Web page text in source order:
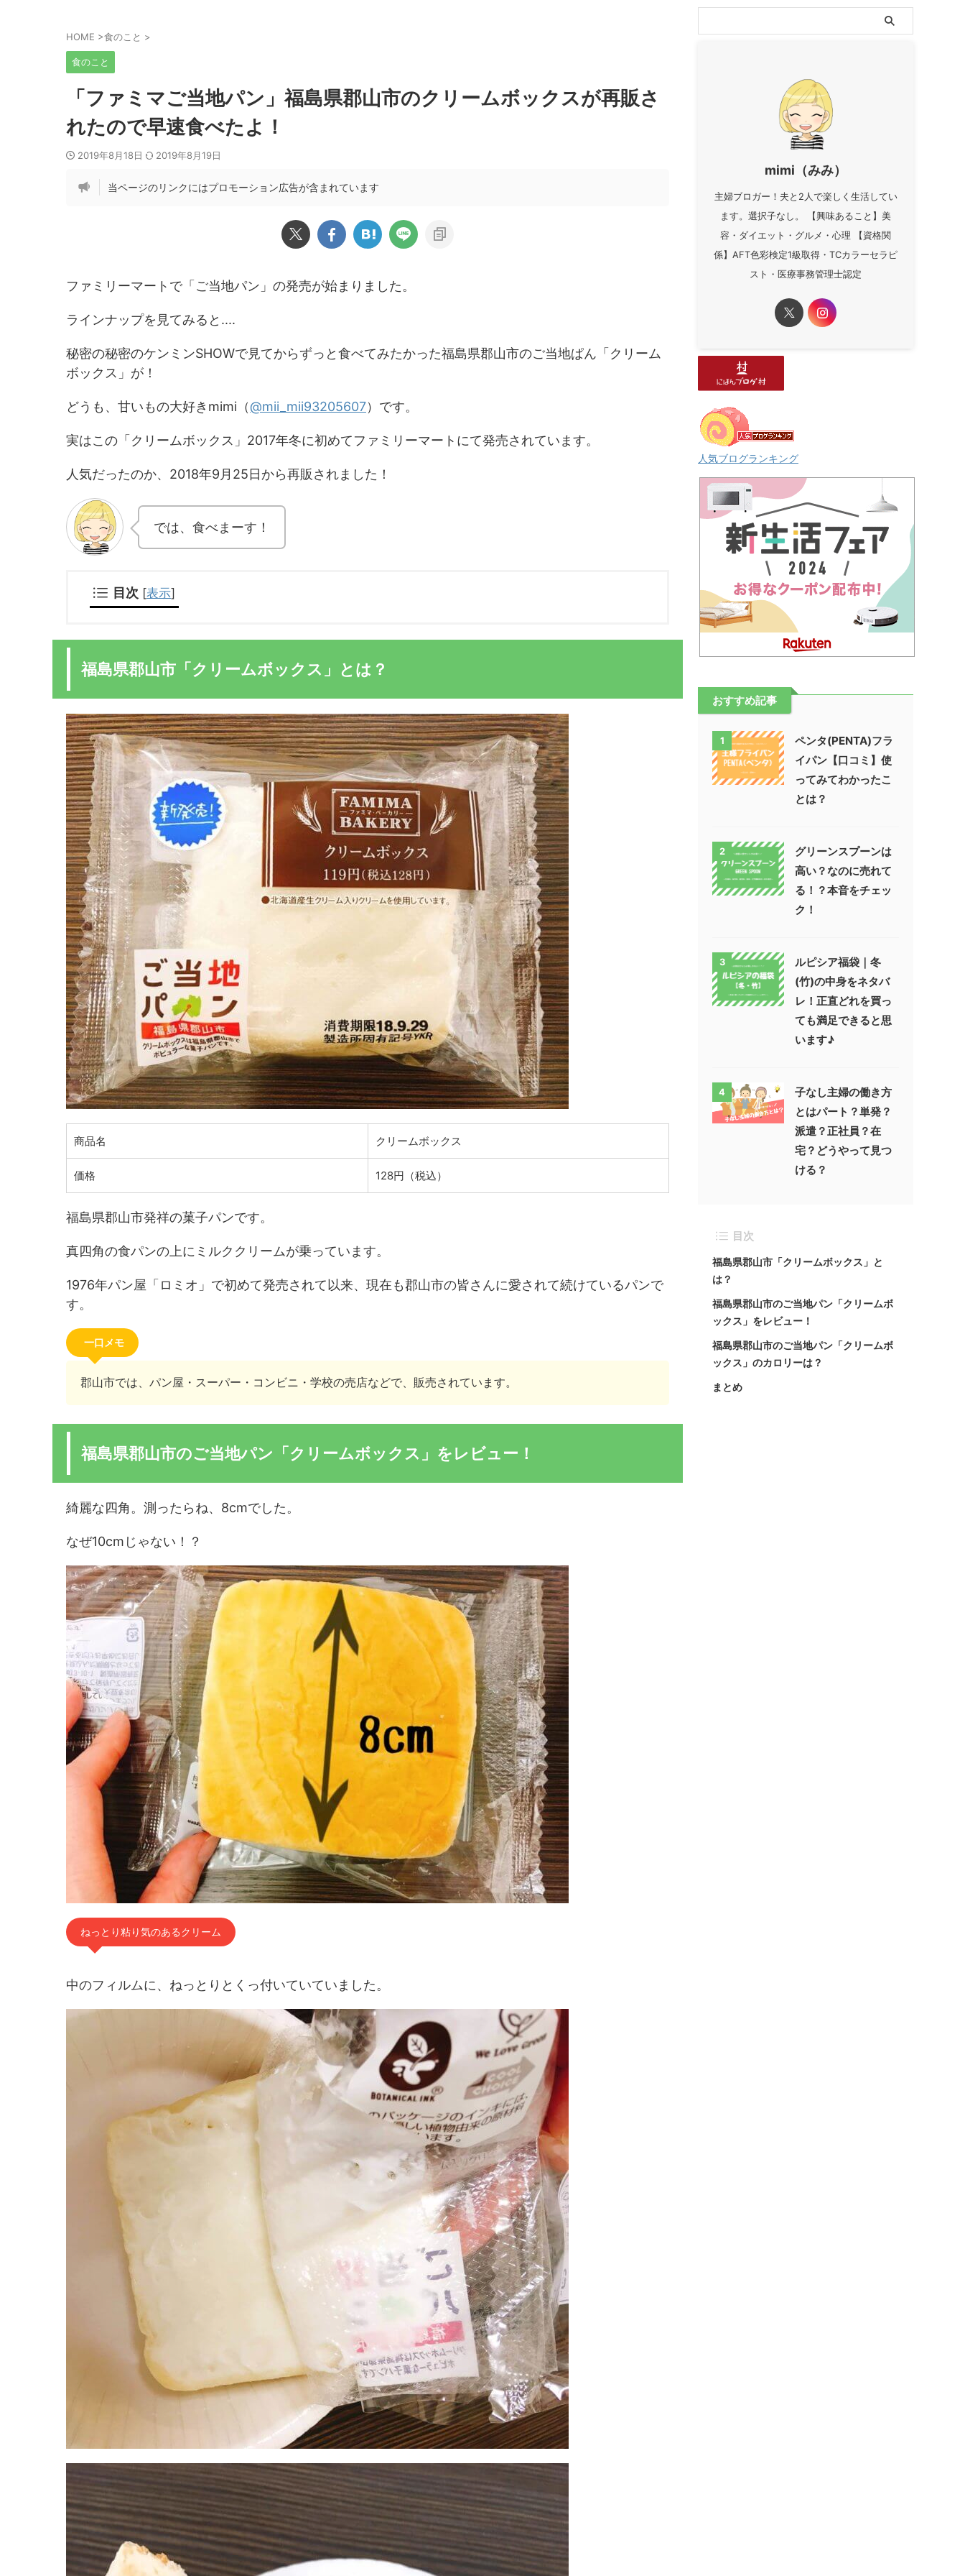
HOME >食のこと >
食のこと
「ファミマご当地パン」福島県郡山市のクリームボックスが再販さ
れたので早速食べたよ！
2019年8月18日 2019年8月19日
当ページのリンクにはプロモーション広告が含まれています
ファミリーマートで「ご当地パン」の発売が始まりました。
ラインナップを見てみると....
秘密の秘密のケンミンSHOWで見てからずっと食べてみたかった福島県郡山市のご当地ぱん「クリーム
ボックス」が！
どうも、甘いもの大好きmimi（@mii_mii93205607）です。
実はこの「クリームボックス」2017年冬に初めてファミリーマートにて発売されています。
人気だったのか、2018年9月25日から再販されました！
では、食べまーす！
目次 [表示]
福島県郡山市「クリームボックス」とは？
商品名 クリームボックス
価格 128円（税込）
福島県郡山市発祥の菓子パンです。
真四角の食パンの上にミルククリームが乗っています。
1976年パン屋「ロミオ」で初めて発売されて以来、現在も郡山市の皆さんに愛されて続けているパンで
す。
一口メモ
郡山市では、パン屋・スーパー・コンビニ・学校の売店などで、販売されています。
福島県郡山市のご当地パン「クリームボックス」をレビュー！
綺麗な四角。測ったらね、8cmでした。
なぜ10cmじゃない！？
ねっとり粘り気のあるクリーム
中のフィルムに、ねっとりとくっ付いていていました。
mimi（みみ）
主婦ブロガー！夫と2人で楽しく生活してい
ます。選択子なし。 【興味あること】美
容・ダイエット・グルメ・心理 【資格関
係】AFT色彩検定1級取得・TCカラーセラピ
スト・医療事務管理士認定
人気ブログランキング
おすすめ記事
1
ペンタ(PENTA)フラ
イパン【口コミ】使
ってみてわかったこ
とは？
2
グリーンスプーンは
高い？なのに売れて
る！？本音をチェッ
ク！
3
ルピシア福袋｜冬
(竹)の中身をネタバ
レ！正直どれを買っ
ても満足できると思
います♪
4
子なし主婦の働き方
とはパート？単発？
派遣？正社員？在
宅？どうやって見つ
ける？
目次
福島県郡山市「クリームボックス」と
は？
福島県郡山市のご当地パン「クリームボ
ックス」をレビュー！
福島県郡山市のご当地パン「クリームボ
ックス」のカロリーは？
まとめ